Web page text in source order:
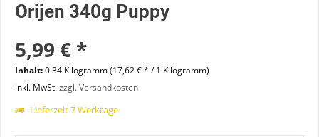
Orijen 340g Puppy
5,99 € *
Inhalt:0.34 Kilogramm (17,62 € * / 1 Kilogramm)
inkl. MwSt.zzgl. Versandkosten
Lieferzeit 7 Werktage